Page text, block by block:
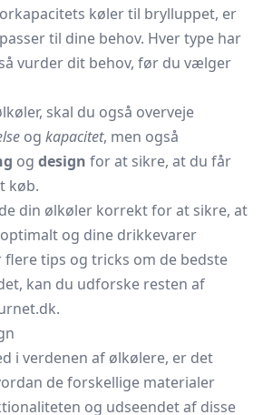
køler til brylluppet, er
til dine behov. Hver type har
vurder dit behov, før du vælger
skal du også overveje
og kapacitet, men også
og design for at sikre, at du får
køb.
din ølkøler korrekt for at sikre, at
og dine drikkevarer
tips og tricks om de bedste
kan du udforske resten af
i verdenen af ølkølere, er det
de forskellige materialer
og udseendet af disse